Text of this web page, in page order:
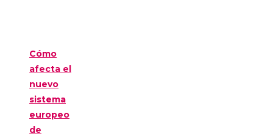
Cómo
afecta el
nuevo
sistema
europeo
de